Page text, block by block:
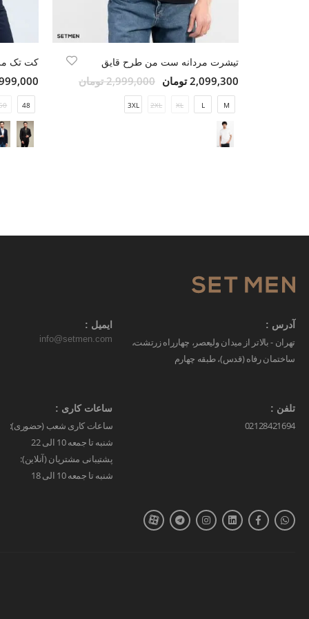
تیشرت مردانه ست من طرح قایق
2,099,300 تومان 2,999,000 تومان
M
L
XL
2XL
3XL
کت تک
13,999,000
48
آدرس :
تهران - بالاتر از میدان ولیعصر، چهارراه زرتشت،
ساختمان رفاه (قدس)، طبقه چهارم
ایمیل :
info@setmen.com
تلفن :
02128421694
ساعات کاری :
ساعات کاری شعب (حضوری):
شنبه تا جمعه 10 الی 22
پشتیبانی مشتریان (آنلاین):
شنبه تا جمعه 10 الی 18